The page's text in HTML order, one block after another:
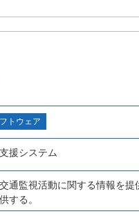
トウェア
援システム
通監視活動に関する情報を
する。